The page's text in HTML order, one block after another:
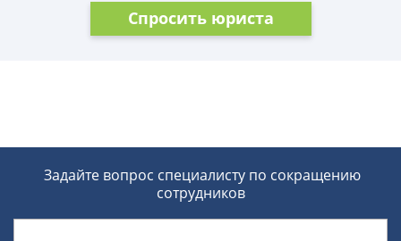
Спросить юриста
Задайте вопрос специалисту по сокращению
сотрудников